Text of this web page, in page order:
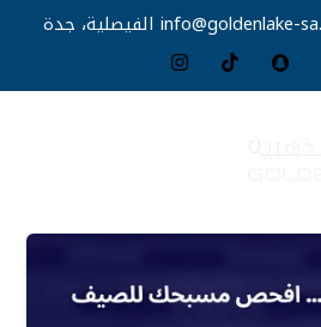
info@goldenlake- الفيصلية، جدة